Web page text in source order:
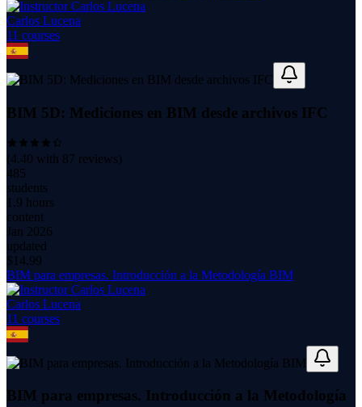
Carlos Lucena
11 courses
BIM 5D: Mediciones en BIM desde archivos IFC
(4.40 with 87 reviews)
485
students
1.9 hours
content
Jan 2026
updated
$ 14.99
BIM para empresas. Introducción a la Metodología BIM
Carlos Lucena
11 courses
BIM para empresas. Introducción a la Metodología